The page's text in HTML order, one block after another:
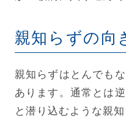
親知らずの向
親知らずはとんでも
あります。通常とは
と潜り込むような親